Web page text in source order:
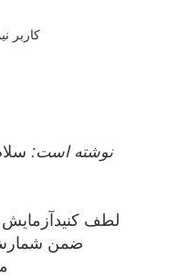
asman55 نوشته است:
لطف کنیدآزمایش
ضمن